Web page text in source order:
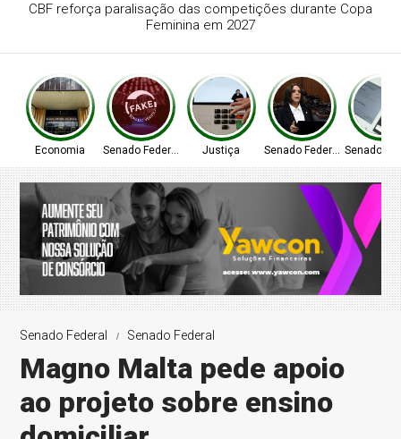
Lei garante frete mínimo no transporte de cargas; saiba o
que muda
Economia Senado Federal Justiça Senado Federal Senado
Senado Federal Senado Federal
Magno Malta pede apoio
ao projeto sobre ensino